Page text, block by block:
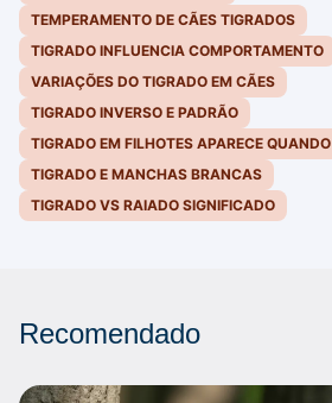
TEMPERAMENTO DE CÃES TIGRADOS
TIGRADO INFLUENCIA COMPORTAMENTO
VARIAÇÕES DO TIGRADO EM CÃES
TIGRADO INVERSO E PADRÃO
TIGRADO EM FILHOTES APARECE QUANDO
TIGRADO E MANCHAS BRANCAS
TIGRADO VS RAIADO SIGNIFICADO
Recomendado